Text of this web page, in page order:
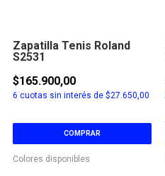
Zapatilla Tenis Roland
S2531
$165.900,00
6 cuotas sin interés de $27.650,00
COMPRAR
Colores disponibles